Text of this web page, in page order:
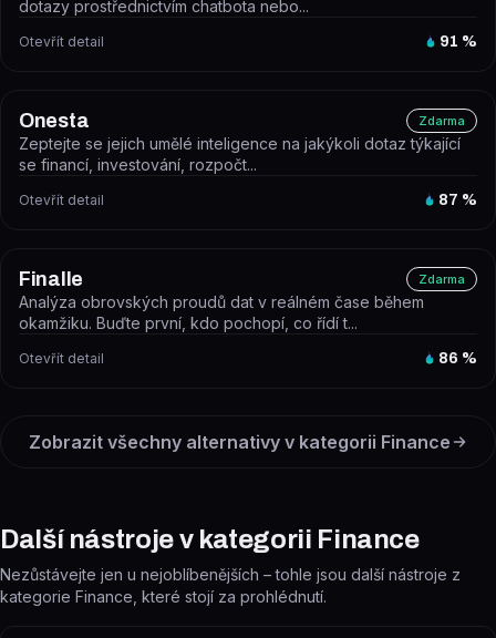
dotazy prostřednictvím chatbota nebo...
Otevřít detail 91 %
Onesta Zdarma
Zeptejte se jejich umělé inteligence na jakýkoli dotaz týkající
se financí, investování, rozpočt...
Otevřít detail 87 %
Finalle Zdarma
Analýza obrovských proudů dat v reálném čase během
okamžiku. Buďte první, kdo pochopí, co řídí t...
Otevřít detail 86 %
Zobrazit všechny alternativy v kategorii Finance
Další nástroje v kategorii Finance
Nezůstávejte jen u nejoblíbenějších – tohle jsou další nástroje z
kategorie Finance, které stojí za prohlédnutí.